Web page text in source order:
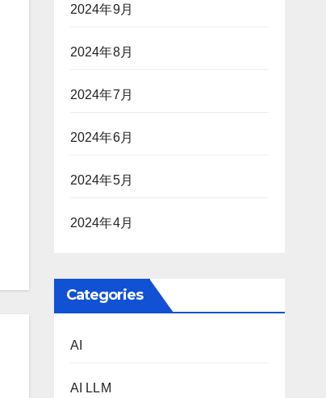
2024年9月
2024年8月
2024年7月
2024年6月
2024年5月
2024年4月
Categories
AI
AI LLM